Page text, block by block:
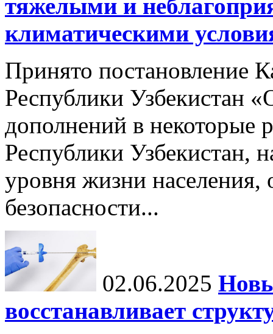
тяжелыми и
климатическими
Принято постановление
Республики Узбекистан
дополнений в некоторые
Республики Узбекистан,
уровня жизни населения,
безопасности...
02.06.2025
восстанавливает